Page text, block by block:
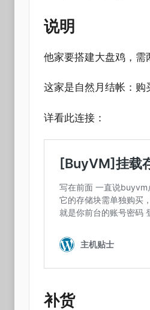
说明
他家要搭建大盘鸡，需
这家是自然月结帐：购
详看此连接：
补货